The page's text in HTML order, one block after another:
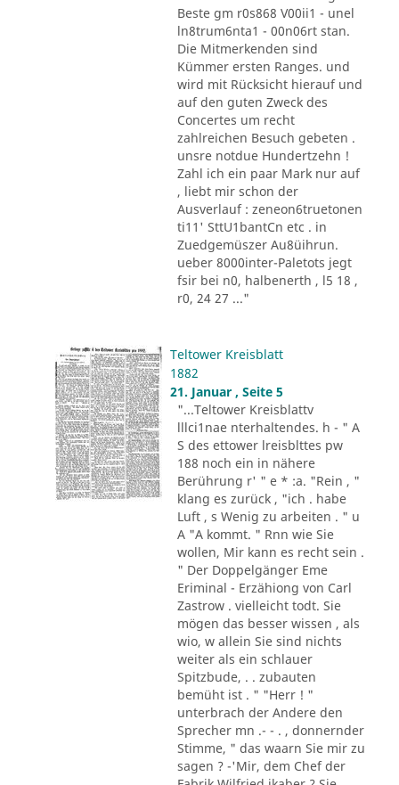
Beste gm r0s868 V00ii1 - unel
ln8trum6nta1 - 00n06rt stan.
Die Mitmerkenden sind
Kümmer ersten Ranges. und
wird mit Rücksicht hierauf und
auf den guten Zweck des
Concertes um recht
zahlreichen Besuch gebeten .
unsre notdue Hundertzehn !
Zahl ich ein paar Mark nur auf
, liebt mir schon der
Ausverlauf : zeneon6truetonen
ti11' SttU1bantCn etc . in
Zuedgemüszer Au8üihrun.
ueber 8000inter-Paletots jegt
fsir bei n0, halbenerth , l5 18 ,
r0, 24 27 ..."
Teltower Kreisblatt
1882
21. Januar , Seite 5
"...Teltower Kreisblattv
lllci1nae nterhaltendes. h - " A
S des ettower lreisblttes pw
188 noch ein in nähere
Berührung r' " e * :a. "Rein , "
klang es zurück , "ich . habe
Luft , s Wenig zu arbeiten . " u
A "A kommt. " Rnn wie Sie
wollen, Mir kann es recht sein .
" Der Doppelgänger Eme
Eriminal - Erzähiong von Carl
Zastrow . vielleicht todt. Sie
mögen das besser wissen , als
wio, w allein Sie sind nichts
weiter als ein schlauer
Spitzbude, . . zubauten
bemüht ist . " "Herr ! "
unterbrach der Andere den
Sprecher mn .- - . , donnernder
Stimme, " das waarn Sie mir zu
sagen ? -'Mir, dem Chef der